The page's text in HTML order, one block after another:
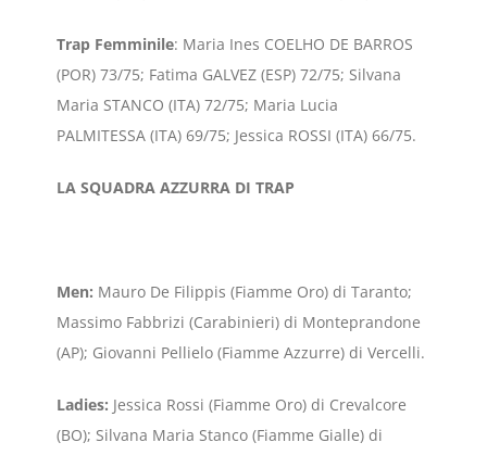
Trap Femminile: Maria Ines COELHO DE BARROS
(POR) 73/75; Fatima GALVEZ (ESP) 72/75; Silvana
Maria STANCO (ITA) 72/75; Maria Lucia
PALMITESSA (ITA) 69/75; Jessica ROSSI (ITA) 66/75.
LA SQUADRA AZZURRA DI TRAP
Men: Mauro De Filippis (Fiamme Oro) di Taranto;
Massimo Fabbrizi (Carabinieri) di Monteprandone
(AP); Giovanni Pellielo (Fiamme Azzurre) di Vercelli.
Ladies: Jessica Rossi (Fiamme Oro) di Crevalcore
(BO); Silvana Maria Stanco (Fiamme Gialle) di